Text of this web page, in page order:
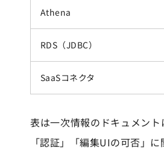
Athena
RDS（JDBC）
SaaSコネクタ
表は一次情報のドキュメン
「認証」「編集UIの可否」